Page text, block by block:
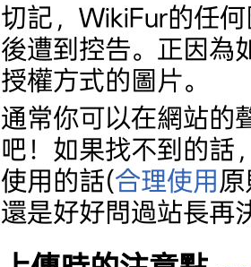
切記，WikiFur的任
後遭到控告。正因為
授權方式的圖片。
通常你可以在網站的
吧！如果找不到的話
使用的話(合理使用
還是好好問過站長再